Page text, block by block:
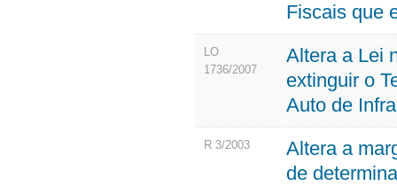
Fiscais que
LO
1736/2007
Altera a Lei
extinguir o
Auto de
R 3/2003
Altera a
de